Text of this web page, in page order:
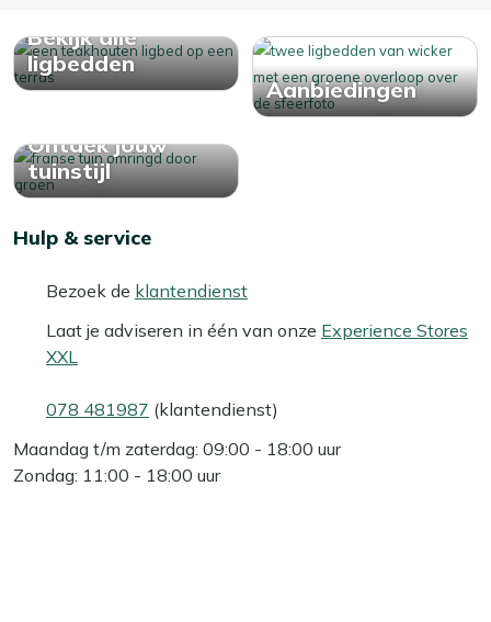
Bekijk alle
ligbedden
Aanbiedingen
Ontdek jouw
tuinstijl
Hulp & service
Bezoek de klantendienst
Laat je adviseren in één van onze Experience Stores
XXL
078 481987 (klantendienst)
Maandag t/m zaterdag: 09:00 - 18:00 uur
Zondag: 11:00 - 18:00 uur